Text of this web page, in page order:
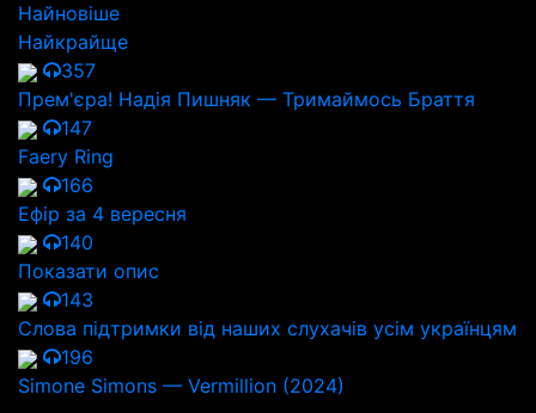
Найновіше
Найкрайще
357
Прем'єра! Надія Пишняк — Тримаймось Браття
147
Faery Ring
166
Ефір за 4 вересня
140
Показати опис
143
Слова підтримки від наших слухачів усім українцям
196
Simone Simons — Vermillion (2024)